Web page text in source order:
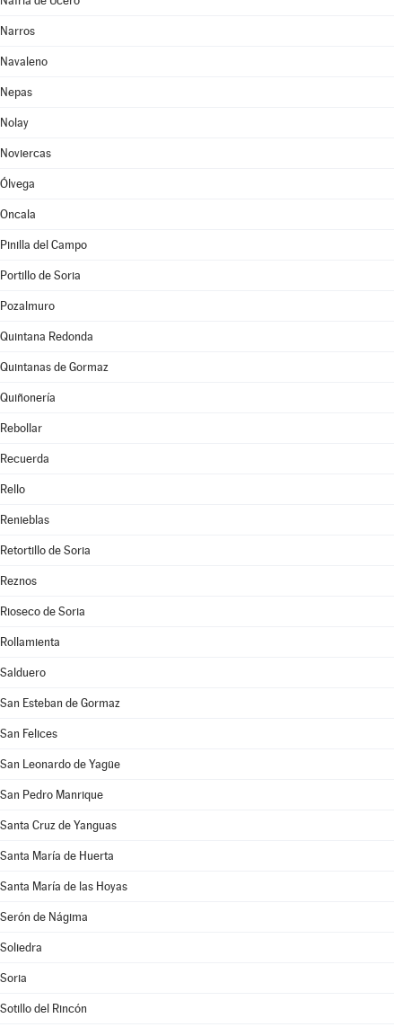
Narros
Navaleno
Nepas
Nolay
Noviercas
Ólvega
Oncala
Pinilla del Campo
Portillo de Soria
Pozalmuro
Quintana Redonda
Quintanas de Gormaz
Quiñonería
Rebollar
Recuerda
Rello
Renieblas
Retortillo de Soria
Reznos
Rioseco de Soria
Rollamienta
Salduero
San Esteban de Gormaz
San Felices
San Leonardo de Yagüe
San Pedro Manrique
Santa Cruz de Yanguas
Santa María de Huerta
Santa María de las Hoyas
Serón de Nágima
Soliedra
Soria
Sotillo del Rincón